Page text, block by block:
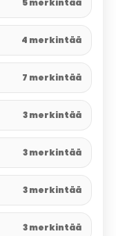
5 merkintää
4 merkintää
7 merkintää
3 merkintää
3 merkintää
3 merkintää
3 merkintää